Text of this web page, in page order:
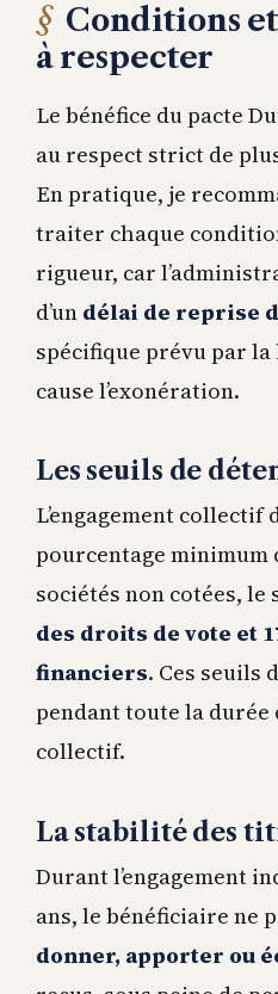
Conditions
à respecter
Le bénéfice du pacte
au respect strict de
En pratique, je
traiter chaque
rigueur, car
d’un délai de reprise
spécifique prévu par
cause l’exonération.
Les seuils de
L’engagement
pourcentage minimum
sociétés non cotées, le
des droits de vote et
financiers. Ces seuils
pendant toute la durée
collectif.
La stabilité des
Durant l’engagement
ans, le bénéficiaire ne
donner, apporter ou